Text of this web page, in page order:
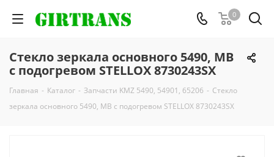
0
Стекло зеркала основного 5490, MB
с подогревом STELLOX 8730243SX
Главная - Каталог - Запчасти KMZ 5490, 54901, 65206 - Стекло
зеркала основного 5490, MB с подогревом STELLOX 8730243SX